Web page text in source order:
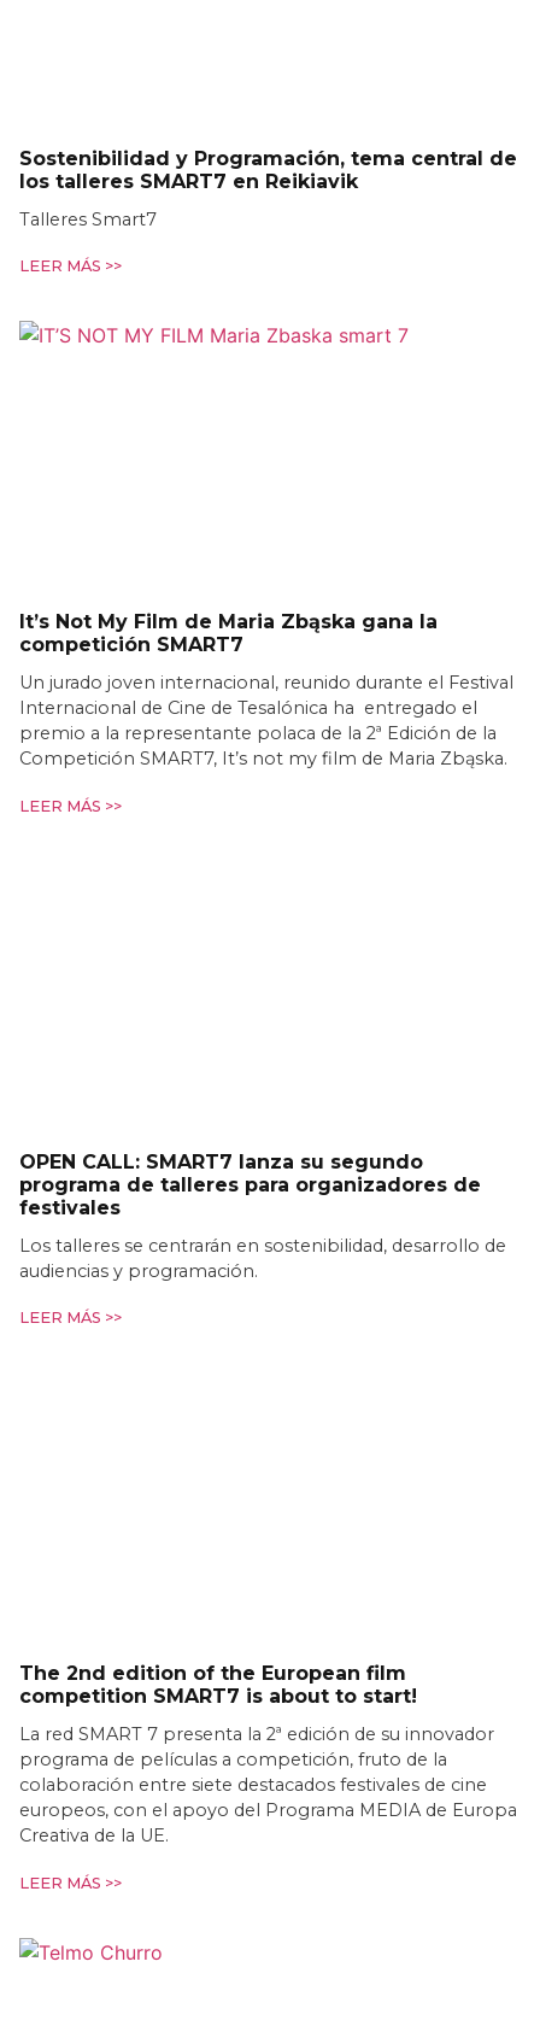
Sostenibilidad y Programación, tema central de
los talleres SMART7 en Reikiavik
Talleres Smart7
LEER MÁS >>
It’s Not My Film de Maria Zbąska gana la
competición SMART7
Un jurado joven internacional, reunido durante el Festival
Internacional de Cine de Tesalónica ha entregado el
premio a la representante polaca de la 2ª Edición de la
Competición SMART7, It’s not my film de Maria Zbąska.
LEER MÁS >>
OPEN CALL: SMART7 lanza su segundo
programa de talleres para organizadores de
festivales
Los talleres se centrarán en sostenibilidad, desarrollo de
audiencias y programación.
LEER MÁS >>
The 2nd edition of the European film
competition SMART7 is about to start!
La red SMART 7 presenta la 2ª edición de su innovador
programa de películas a competición, fruto de la
colaboración entre siete destacados festivales de cine
europeos, con el apoyo del Programa MEDIA de Europa
Creativa de la UE.
LEER MÁS >>